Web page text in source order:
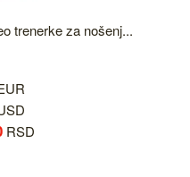
trenerke za nošenj...
RSD